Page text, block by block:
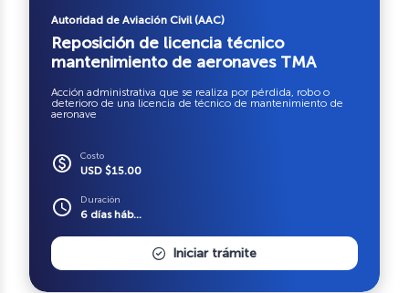
Autoridad de Aviación Civil (AAC)
Reposición de licencia técnico
mantenimiento de aeronaves TMA
Acción administrativa que se realiza por pérdida, robo o
deterioro de una licencia de técnico de mantenimiento de
aeronave
paid Costo
USD $15.00
schedule Duración
6 días háb...
Iniciar trámite